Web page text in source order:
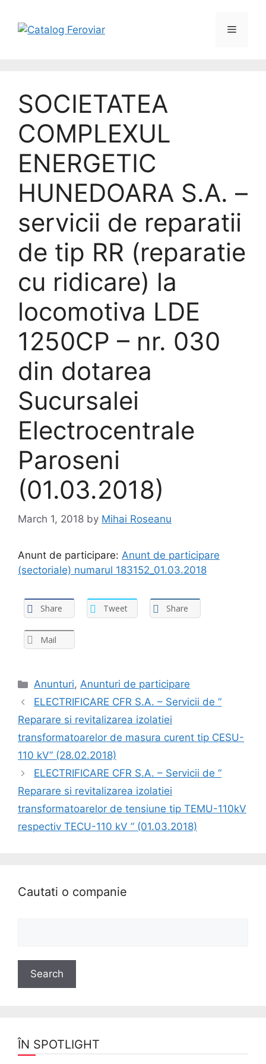
SOCIETATEA
COMPLEXUL
ENERGETIC
HUNEDOARA S.A. –
servicii de reparatii
de tip RR (reparatie
cu ridicare) la
locomotiva LDE
1250CP – nr. 030
din dotarea
Sucursalei
Electrocentrale
Paroseni
(01.03.2018)
March 1, 2018 by Mihai Roseanu
Anunt de participare: Anunt de participare
(sectoriale) numarul 183152_01.03.2018
Share Tweet Share
Mail
Anunturi,Anunturi de participare
ELECTRIFICARE CFR S.A. – Servicii de “
Reparare si revitalizarea izolatiei
transformatoarelor de masura curent tip CESU-
110 kV” (28.02.2018)
ELECTRIFICARE CFR S.A. – Servicii de “
Reparare si revitalizarea izolatiei
transformatoarelor de tensiune tip TEMU-110kV
respectiv TECU-110 kV ” (01.03.2018)
Cautati o companie
ÎN SPOTLIGHT